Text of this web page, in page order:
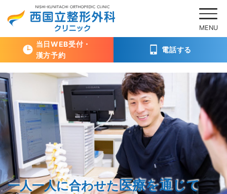
Skip
to
content
当日WEB受付・
漢方予約
電話する
一人一人に合わせた医療を通じて